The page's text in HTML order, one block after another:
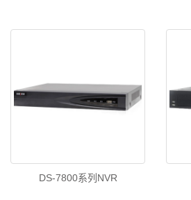
DS-7800系列NVR